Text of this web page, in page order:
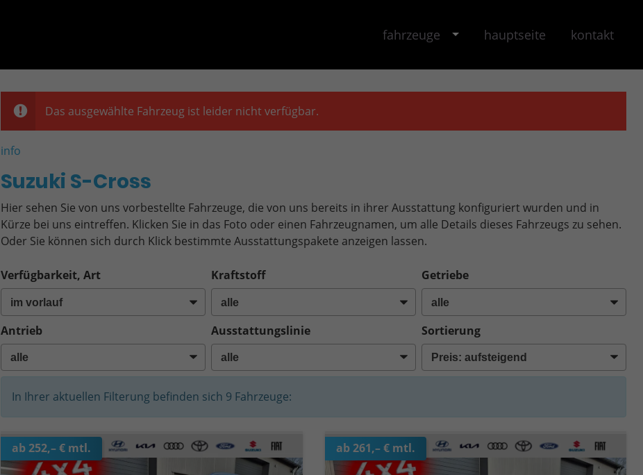
fahrzeuge hauptseite kontakt
Das ausgewählte Fahrzeug ist leider nicht verfügbar.
info
Suzuki S-Cross
Hier sehen Sie von uns vorbestellte Fahrzeuge, die von uns bereits in ihrer Ausstattung konfiguriert wurden und in
Kürze bei uns eintreffen. Klicken Sie in das Foto oder einen Fahrzeugnamen, um alle Details dieses Fahrzeugs zu sehen.
Oder Sie können sich durch Klick bestimmte Ausstattungspakete anzeigen lassen.
Verfügbarkeit, Art Kraftstoff Getriebe
Antrieb Ausstattungslinie Sortierung
In Ihrer aktuellen Filterung befinden sich 9 Fahrzeuge:
ab 252,– € mtl. ab 261,– € mtl.